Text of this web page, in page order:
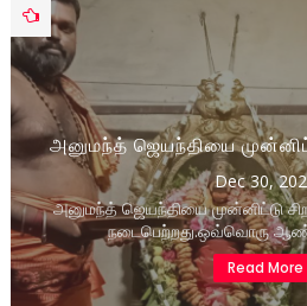
அனுமந்த் ஜெயந்தியை
Dec 30,
அனுமந்த் ஜெயந்தியை முன்னிட்டு
நடைபெற்றது.ஒவ்வொரு
Read More